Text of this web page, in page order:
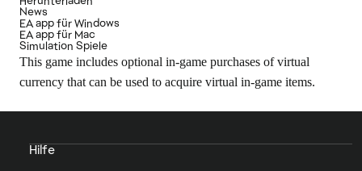
News
EA app für Windows
EA app für Mac
Simulation Spiele
This game includes optional in-game purchases of virtual
currency that can be used to acquire virtual in-game items.
Hilfe